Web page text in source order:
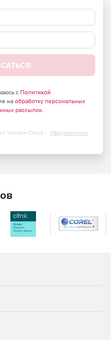
64-битные источники
передачи изображений.
и читать символы штрих-
93, EAN-8/13, PostNet,
другие.
с Политикой
на обработку персональных
рассылок.
Yandex Cloud - Уведомление